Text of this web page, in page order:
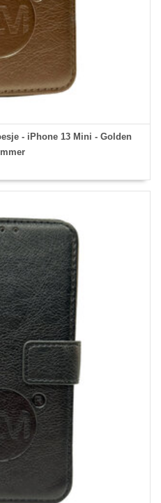
- iPhone 13 Mini - Golden